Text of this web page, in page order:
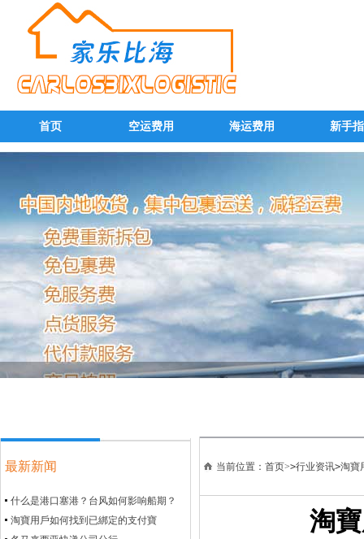
首页 空运费用 海运费用 新手
最新新闻
什么是港口塞港？台风如何影响船期？
淘寶用戶如何找到已綁定的支付寶
当前位置：首页>>行业资讯>淘寶
淘